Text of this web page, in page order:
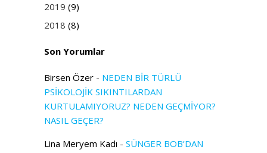
2019 (9)
2018 (8)
Son Yorumlar
Birsen Özer - NEDEN BİR TÜRLÜ
PSİKOLOJİK SIKINTILARDAN
KURTULAMIYORUZ? NEDEN GEÇMİYOR?
NASIL GEÇER?
Lina Meryem Kadı - SÜNGER BOB’DAN